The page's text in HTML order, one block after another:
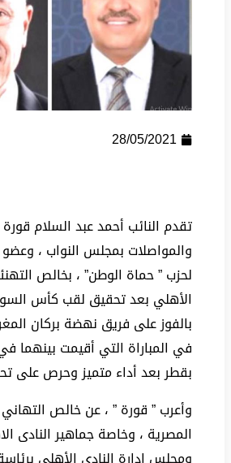
28/05/2021
تقدم النائب أحمد عبد السلام
والمواصلات بمجلس النواب ، وعضو
لحزب ” حماة الوطن” ، بخالص
الأهلي بعد تحقيق لقب كأس
في المباراة التي أقيمت بينهما
بقطر بعد أداء متميز وحرص على
وأعرب ” قورة ” ، عن خالص التهاني
المصرية ، وخاصة جماهير النادى